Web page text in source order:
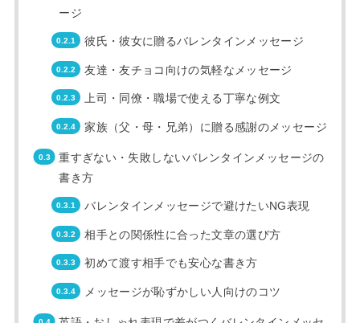
ージ
彼氏・彼女に贈るバレンタインメッセージ
友達・友チョコ向けの気軽なメッセージ
上司・同僚・職場で使える丁寧な例文
家族（父・母・兄弟）に贈る感謝のメッセージ
重すぎない・失敗しないバレンタインメッセージの
書き方
バレンタインメッセージで避けたいNG表現
相手との関係性に合った文章の選び方
初めて渡す相手でも安心な書き方
メッセージが恥ずかしい人向けのコツ